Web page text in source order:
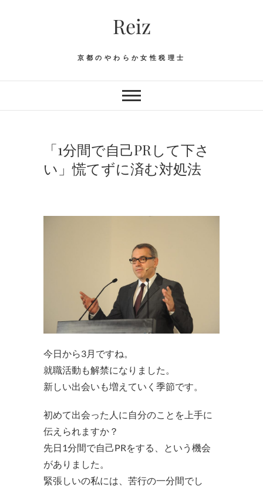
Reiz
京都のやわらか女性税理士
「1分間で自己PRして下さ
い」慌てずに済む対処法
今日から3月ですね。
就職活動も解禁になりました。
新しい出会いも増えていく季節です。
初めて出会った人に自分のことを上手に
伝えられますか？
先日1分間で自己PRをする、という機会
がありました。
緊張しいの私には、苦行の一分間でし